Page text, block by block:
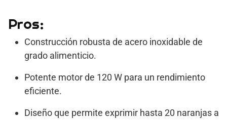
Pros:
Construcción robusta de acero inoxidable de
grado alimenticio.
Potente motor de 120 W para un rendimiento
eficiente.
Diseño que permite exprimir hasta 20 naranjas a